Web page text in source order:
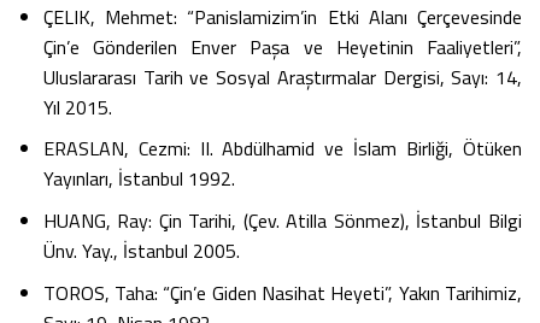
ÇELIK, Mehmet: “Panislamizim’in Etki Alanı Çerçevesinde
Çin’e Gönderilen Enver Paşa ve Heyetinin Faaliyetleri”,
Uluslararası Tarih ve Sosyal Araştırmalar Dergisi, Sayı: 14,
Yıl 2015.
ERASLAN, Cezmi: II. Abdülhamid ve İslam Birliği, Ötüken
Yayınları, İstanbul 1992.
HUANG, Ray: Çin Tarihi, (Çev. Atilla Sönmez), İstanbul Bilgi
Ünv. Yay., İstanbul 2005.
TOROS, Taha: “Çin’e Giden Nasihat Heyeti”, Yakın Tarihimiz,